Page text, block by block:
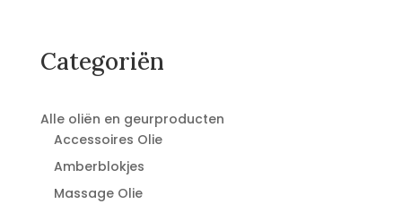
€14,95.
Categoriën
Alle oliën en geurproducten
Accessoires Olie
Amberblokjes
Massage Olie